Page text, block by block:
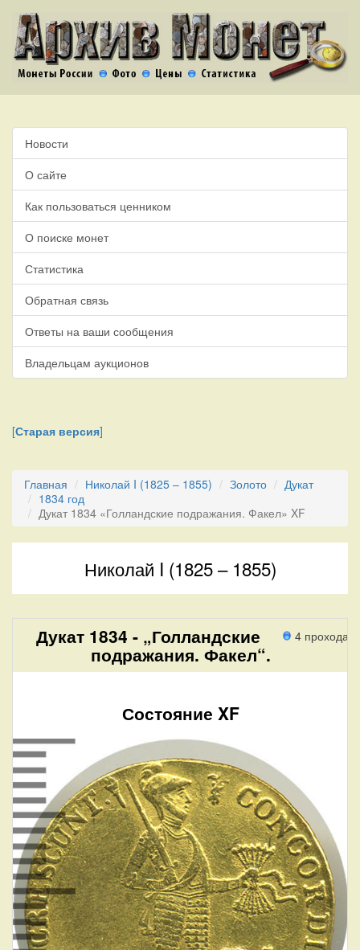
Новости
О сайте
Как пользоваться ценником
О поиске монет
Статистика
Обратная связь
Ответы на ваши сообщения
Владельцам аукционов
[Старая версия]
Главная Николай I (1825 – 1855) Золото
Дукат
1834 год
Дукат 1834 «Голландские подражания. Факел» XF
Николай I (1825 – 1855)
4 прохода
Дукат 1834 - „Голландские
подражания. Факел“.
Состояние XF